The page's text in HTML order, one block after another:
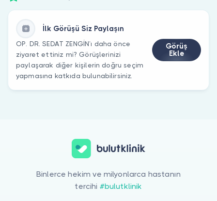
İlk Görüşü Siz Paylaşın
OP. DR. SEDAT ZENGİN’ı daha önce
ziyaret ettiniz mi? Görüşlerinizi
paylaşarak diğer kişilerin doğru seçim
yapmasına katkıda bulunabilirsiniz.
Görüş
Ekle
Binlerce hekim ve milyonlarca hastanın
tercihi #bulutklinik